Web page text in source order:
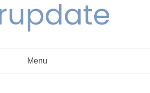
Menu